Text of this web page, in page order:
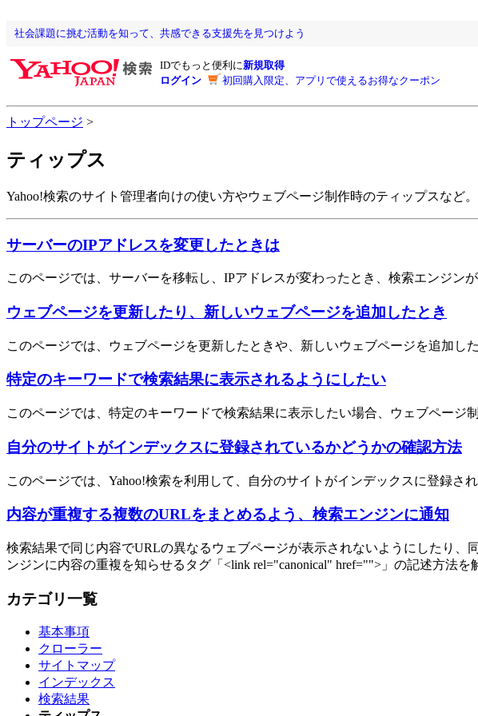
社会課題に挑む活動を知って、共感できる支援先を見つけよう
IDでもっと便利に新規取得
ログイン
初回購入限定、アプリで使えるお得なクーポン
トップページ >
ティップス
Yahoo!検索のサイト管理者向けの使い方やウェブページ制作時のティップスなど。
サーバーのIPアドレスを変更したときは
このページでは、サーバーを移転し、IPアドレスが変わったとき、検索エンジン
ウェブページを更新したり、新しいウェブページを追加したとき
このページでは、ウェブページを更新したときや、新しいウェブページを追加し
特定のキーワードで検索結果に表示されるようにしたい
このページでは、特定のキーワードで検索結果に表示したい場合、ウェブページ
自分のサイトがインデックスに登録されているかどうかの確認方法
このページでは、Yahoo!検索を利用して、自分のサイトがインデックスに登録さ
内容が重複する複数のURLをまとめるよう、検索エンジンに通知
検索結果で同じ内容でURLの異なるウェブページが表示されないようにしたり
ンジンに内容の重複を知らせるタグ「<link rel="canonical" href="">」の記述方法を
カテゴリ一覧
基本事項
クローラー
サイトマップ
インデックス
検索結果